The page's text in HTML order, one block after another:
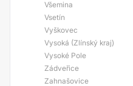
Všemina
Vsetín
Vyškovec
Vysoká (Zlínský kraj)
Vysoké Pole
Zádveřice
Zahnašovice